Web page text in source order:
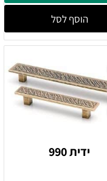
הוסף לסל
ידית 990